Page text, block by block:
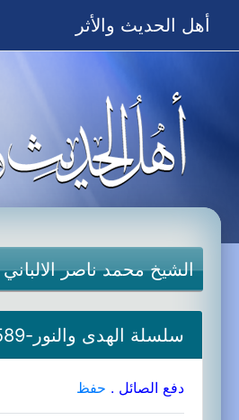
أهل الحديث والأثر
الشيخ محمد ناصر الالباني
سلسلة الهدى والنور-0589
دفع الصائل . حفظ